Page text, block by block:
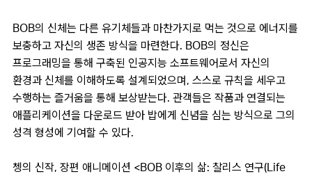
BOB의 신체는 다른 유기체들과 마찬가지로 먹는 것으로 에너지를
보충하고 자신의 생존 방식을 마련한다. BOB의 정신은
프로그래밍을 통해 구축된 인공지능 소프트웨어로서 자신의
환경과 신체를 이해하도록 설계되었으며, 스스로 규칙을 세우고
수행하는 즐거움을 통해 보상받는다. 관객들은 작품과 연결되는
애플리케이션을 다운로드 받아 밥에게 신념을 심는 방식으로 그의
성격 형성에 기여할 수 있다.
쳉의 신작, 장편 애니메이션 <BOB 이후의 삶: 찰리스 연구(Life